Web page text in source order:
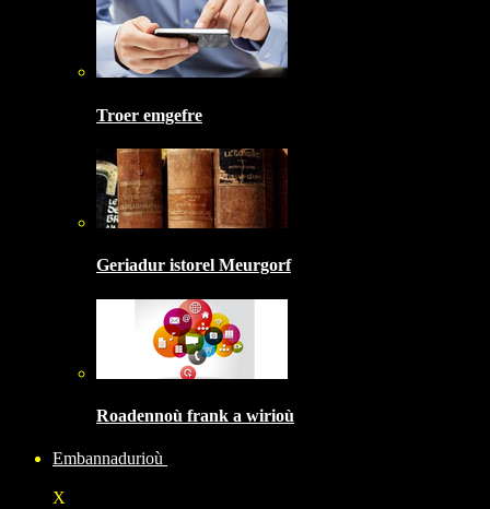
Troer emgefre
Geriadur istorel Meurgorf
Roadennoù frank a wirioù
Embannadurioù
X